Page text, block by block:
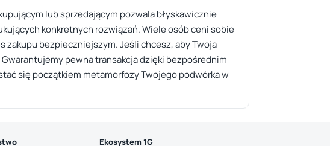
lub sprzedającym pozwala błyskawicznie
konkretnych rozwiązań. Wiele osób ceni sobie
zakupu bezpieczniejszym. Jeśli chcesz, aby Twoja
pewna transakcja dzięki bezpośrednim
się początkiem metamorfozy Twojego podwórka w
Ekosystem 1G